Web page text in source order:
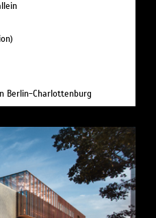
Berlin-Charlottenburg